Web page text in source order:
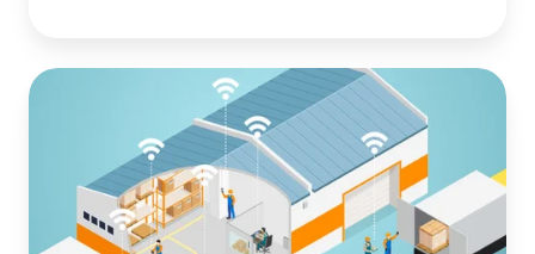
5
mieux
comprendre